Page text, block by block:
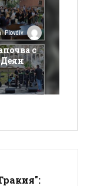
Plovdiv
с